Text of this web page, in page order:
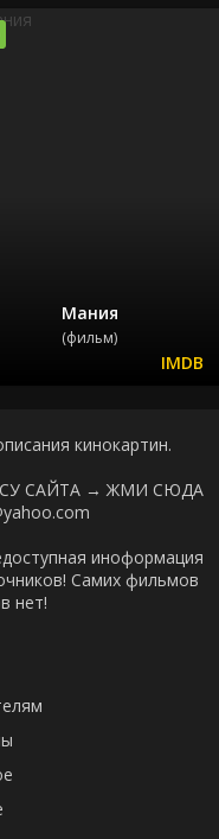
Мания
(фильм)
кинокартин.
САЙТА → ЖМИ СЮДА
иноформация
Самих фильмов
нет!